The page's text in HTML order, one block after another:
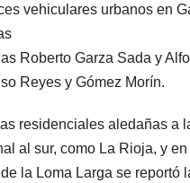
vehiculares urbanos en
Roberto Garza Sada y
Reyes y Gómez Morín.
residenciales aledañas a
al sur, como La Rioja, y
la Loma Larga se reportó